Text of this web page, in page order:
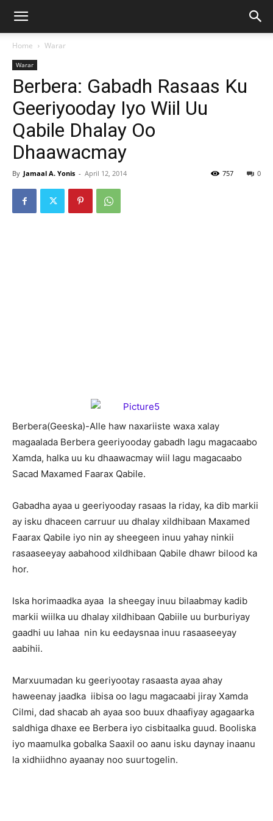
Home Warar
Warar
Berbera: Gabadh Rasaas Ku
Geeriyooday Iyo Wiil Uu
Qabile Dhalay Oo
Dhaawacmay
By Jamaal A. Yonis - April 12, 2014 0
757
Berbera(Geeska)-Alle haw naxariiste waxa xalay
magaalada Berbera geeriyooday gabadh lagu magacaabo
Xamda, halka uu ku dhaawacmay wiil lagu magacaabo
Sacad Maxamed Faarax Qabile.
Gabadha ayaa u geeriyooday rasaas la riday, ka dib markii
ay isku dhaceen carruur uu dhalay xildhibaan Maxamed
Faarax Qabile iyo nin ay sheegeen inuu yahay ninkii
rasaaseeyay aabahood xildhibaan Qabile dhawr bilood ka
hor.
Iska horimaadka ayaa la sheegay inuu bilaabmay kadib
markii wiilka uu dhalay xildhibaan Qabiile uu burburiyay
gaadhi uu lahaa nin ku eedaysnaa inuu rasaaseeyay
aabihii.
Marxuumadan ku geeriyootay rasaasta ayaa ahay
haweenay jaadka iibisa oo lagu magacaabi jiray Xamda
Cilmi, dad shacab ah ayaa soo buux dhaafiyay agagaarka
saldhiga dhaxe ee Berbera iyo cisbitaalka guud. Booliska
iyo maamulka gobalka Saaxil oo aanu isku daynay inaanu
la xidhiidhno ayaanay noo suurtogelin.